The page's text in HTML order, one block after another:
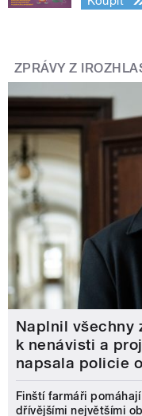
ZPRÁVY Z
Naplnil všechny
k nenávisti a
napsala policie
Finští farmáři
dřívějšími největšími